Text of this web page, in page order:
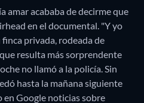
amar acababa de decirme que
en el documental. "Y yo
finca privada, rodeada de
resulta más sorprendente
no llamó a la policía. Sin
hasta la mañana siguiente
en Google noticias sobre